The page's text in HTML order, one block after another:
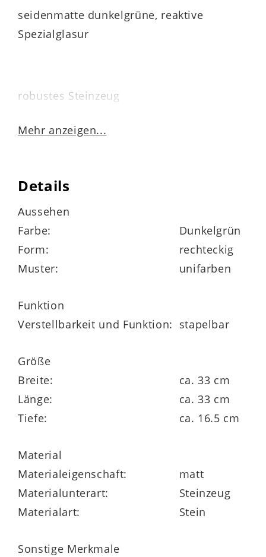
seidenmatte dunkelgrüne, reaktive
Spezialglasur
robustes Steinzeug
spülmaschinenfest
stapelbar
granulierende Farben
jedes Teil ein Unikat
Mehr anzeigen...
Details
Aussehen
Farbe:
Dunkelgrün
Form:
rechteckig
Muster:
unifarben
Funktion
Verstellbarkeit und Funktion: stapelbar
Größe
Breite:
ca. 33 cm
Länge:
ca. 33 cm
Tiefe:
ca. 16.5 cm
Material
Materialeigenschaft:
matt
Materialunterart:
Steinzeug
Materialart:
Stein
Sonstige Merkmale